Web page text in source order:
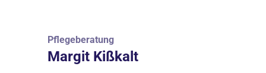
Pflegeberatung
Margit Kißkalt